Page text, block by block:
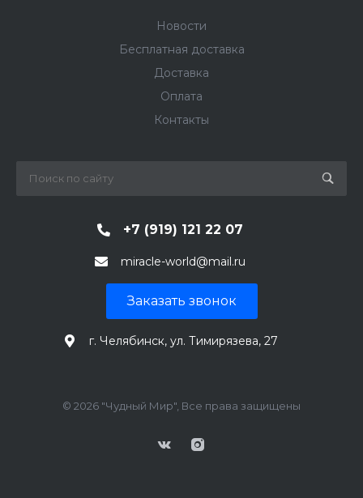
Новости
Бесплатная доставка
Доставка
Оплата
Контакты
+7 (919) 121 22 07
miracle-world@mail.ru
Заказать звонок
г. Челябинск, ул. Тимирязева, 27
© 2026 "Чудный Мир", Все права защищены